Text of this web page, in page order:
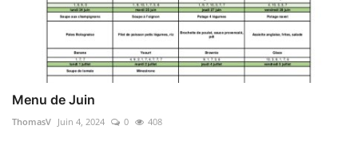
Menu de Juin
ThomasV Juin 4, 2024 0 408